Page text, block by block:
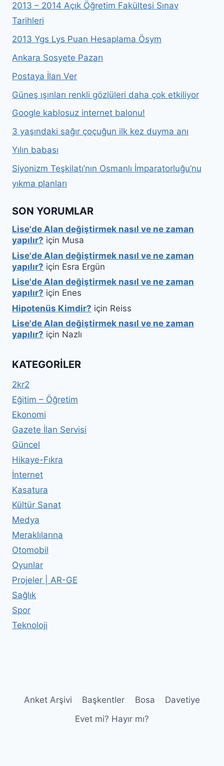
2013 – 2014 Açık Öğretim Fakültesi Sınav
Tarihleri
2013 Ygs Lys Puan Hesaplama Ösym
Ankara Sosyete Pazarı
Postaya İlan Ver
Güneş ışınları renkli gözlüleri daha çok etkiliyor
Google kablosuz internet balonu!
3 yaşındaki sağır çoçuğun ilk kez duyma anı
Yılın babası
Siyonizm Teşkilatı’nın Osmanlı İmparatorluğu’nu
yıkma planları
SON YORUMLAR
Lise'de Alan değiştirmek nasıl ve ne zaman
yapılır? için Musa
Lise'de Alan değiştirmek nasıl ve ne zaman
yapılır? için Esra Ergün
Lise'de Alan değiştirmek nasıl ve ne zaman
yapılır? için Enes
Hipotenüs Kimdir? için Reiss
Lise'de Alan değiştirmek nasıl ve ne zaman
yapılır? için Nazlı
KATEGORILER
2kr2
Eğitim – Öğretim
Ekonomi
Gazete İlan Servisi
Güncel
Hikaye-Fıkra
İnternet
Kasatura
Kültür Sanat
Medya
Meraklılarına
Otomobil
Oyunlar
Projeler | AR-GE
Sağlık
Spor
Teknoloji
Anket Arşivi Başkentler Bosa
Davetiye
Evet mi? Hayır mı?